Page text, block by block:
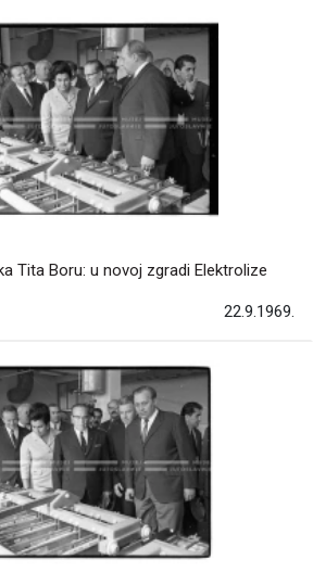
Tita Boru: u novoj zgradi Elektrolize
22.9.1969.